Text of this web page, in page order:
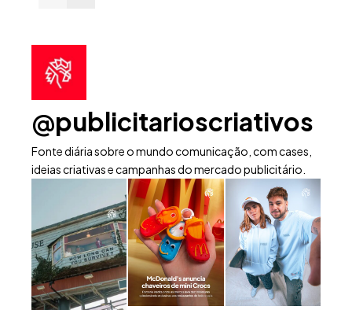
@publicitarioscriativos
Fonte diária sobre o mundo comunicação, com cases,
ideias criativas e campanhas do mercado publicitário.